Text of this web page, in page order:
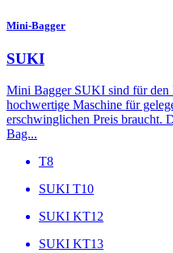
Mini-Bagger
SUKI
Mini Bagger SUKI sind für den
hochwertige Maschine für
erschwinglichen Preis braucht.
Bag...
T8
SUKI T10
SUKI KT12
SUKI KT13